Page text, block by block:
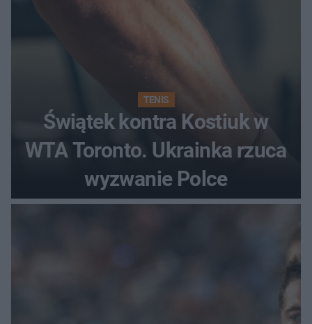
TENIS
Świątek kontra Kostiuk w
WTA Toronto. Ukrainka rzuca
wyzwanie Polce